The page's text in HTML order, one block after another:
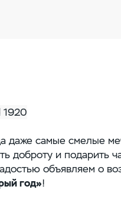
даже самые смелые
доброту и подарить
объявляем о
год»!